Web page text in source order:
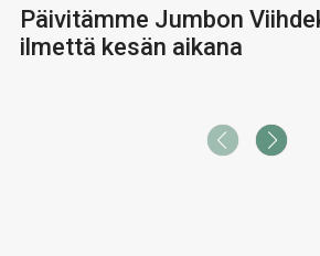
Päivitämme Jumbon
ilmettä kesän aikana